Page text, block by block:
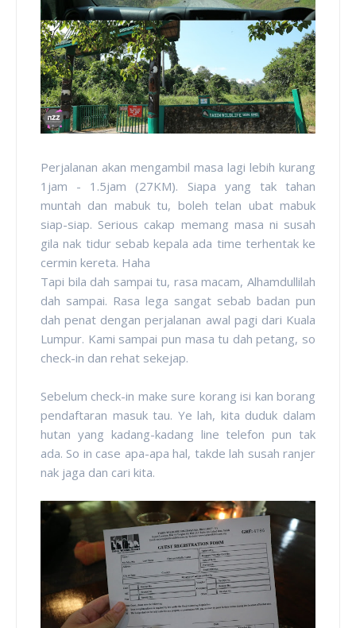
Perjalanan akan mengambil masa lagi lebih kurang
1jam - 1.5jam (27KM). Siapa yang tak tahan
muntah dan mabuk tu, boleh telan ubat mabuk
siap-siap. Serious cakap memang masa ni susah
gila nak tidur sebab kepala ada time terhentak ke
cermin kereta. Haha
Tapi bila dah sampai tu, rasa macam, Alhamdullilah
dah sampai. Rasa lega sangat sebab badan pun
dah penat dengan perjalanan awal pagi dari Kuala
Lumpur. Kami sampai pun masa tu dah petang, so
check-in dan rehat sekejap.
Sebelum check-in make sure korang isi kan borang
pendaftaran masuk tau. Ye lah, kita duduk dalam
hutan yang kadang-kadang line telefon pun tak
ada. So in case apa-apa hal, takde lah susah ranjer
nak jaga dan cari kita.